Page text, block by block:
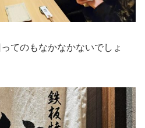
てのもなかなかないでしょ